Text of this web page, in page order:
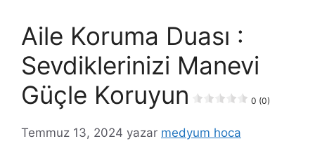
Aile Koruma Duası :
Sevdiklerinizi Manevi
Güçle Koruyun
0 (0)
Temmuz 13, 2024 yazar medyum hoca